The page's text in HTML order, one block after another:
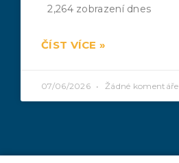
2,264 zobrazení dnes
ČÍST VÍCE »
07/06/2026 Žádné komentáře